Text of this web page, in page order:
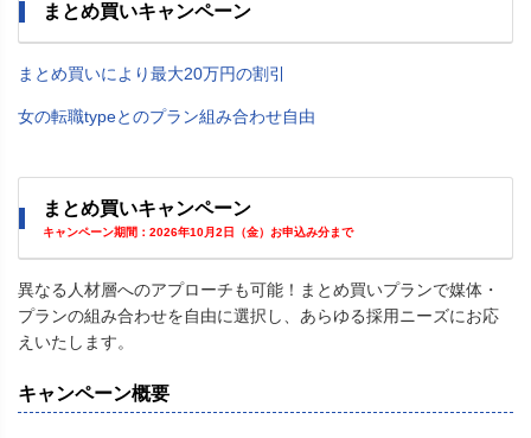
まとめ買いキャンペーン
まとめ買いにより最大20万円の割引
女の転職typeとのプラン組み合わせ自由
まとめ買いキャンペーン
キャンペーン期間：2026年10月2日（金）お申込み分まで
異なる人材層へのアプローチも可能！まとめ買いプランで媒体・
プランの組み合わせを自由に選択し、あらゆる採用ニーズにお応
えいたします。
キャンペーン概要